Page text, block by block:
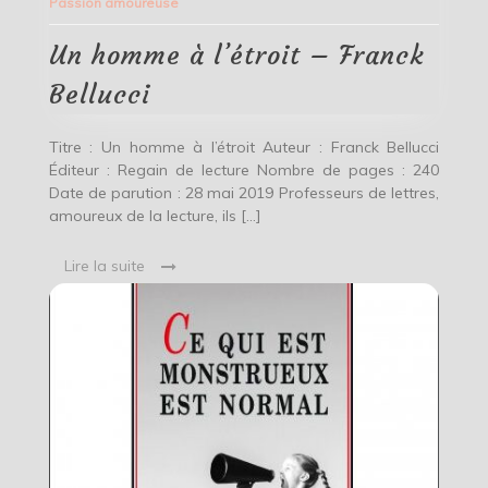
Franck
Bellucci
Un homme à l’étroit – Franck
Bellucci
Titre : Un homme à l’étroit Auteur : Franck Bellucci
Éditeur : Regain de lecture Nombre de pages : 240
Date de parution : 28 mai 2019 Professeurs de lettres,
amoureux de la lecture, ils […]
Lire la suite